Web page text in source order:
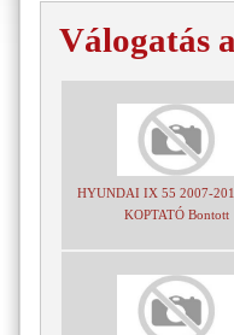
Válogatás
HYUNDAI IX 55 2007-
KOPTATÓ Bontott